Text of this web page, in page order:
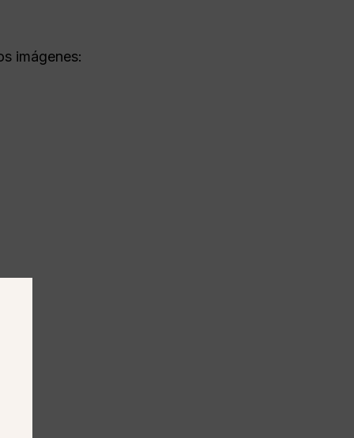
imágenes: